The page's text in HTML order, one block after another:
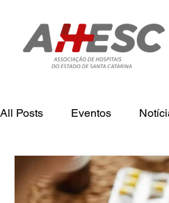
All Posts Eventos
Tecnologia Notícias